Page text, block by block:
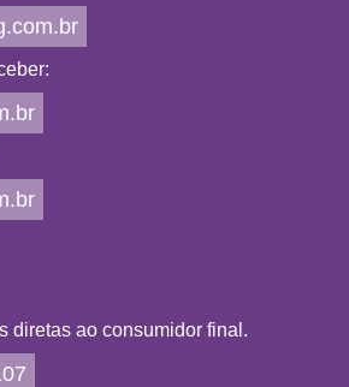
diretas ao consumidor final.